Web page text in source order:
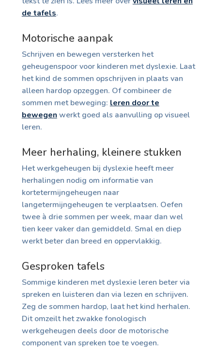
de tafels.
Motorische aanpak
Schrijven en bewegen versterken het
geheugenspoor voor kinderen met dyslexie. Laat
het kind de sommen opschrijven in plaats van
alleen hardop opzeggen. Of combineer de
sommen met beweging: leren door te
bewegen werkt goed als aanvulling op visueel
leren.
Meer herhaling, kleinere stukken
Het werkgeheugen bij dyslexie heeft meer
herhalingen nodig om informatie van
kortetermijngeheugen naar
langetermijngeheugen te verplaatsen. Oefen
twee à drie sommen per week, maar dan wel
tien keer vaker dan gemiddeld. Smal en diep
werkt beter dan breed en oppervlakkig.
Gesproken tafels
Sommige kinderen met dyslexie leren beter via
spreken en luisteren dan via lezen en schrijven.
Zeg de sommen hardop, laat het kind herhalen.
Dit omzeilt het zwakke fonologisch
werkgeheugen deels door de motorische
component van spreken toe te voegen.